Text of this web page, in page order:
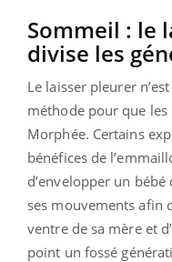
Sommeil : le
divise les
Le laisser pleurer
méthode pour que
Morphée. Certains
bénéfices de
d’envelopper un
ses mouvements afin
ventre de sa mère et
point un fossé